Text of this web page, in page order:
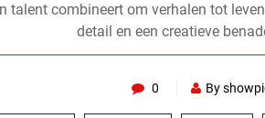
talent combineert om verhalen tot
detail en een creatieve
0 By